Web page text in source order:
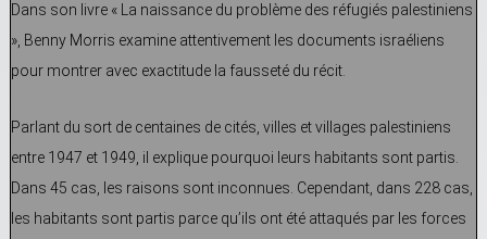
Dans son livre « La naissance du problème des réfugiés palestiniens
», Benny Morris examine attentivement les documents israéliens
pour montrer avec exactitude la fausseté du récit.
Parlant du sort de centaines de cités, villes et villages palestiniens
entre 1947 et 1949, il explique pourquoi leurs habitants sont partis.
Dans 45 cas, les raisons sont inconnues. Cependant, dans 228 cas,
les habitants sont partis parce qu’ils ont été attaqués par les forces